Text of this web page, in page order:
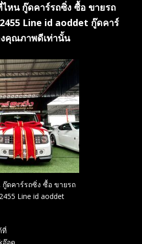
หน กู๊ดคาร์รถซิ่ง ซื้อ ขายรถ
Line id aoddet กู๊ดคาร์
คุณภาพดีเท่านั้น
กู๊ดคาร์รถซิ่ง ซื้อ ขายรถ
Line id aoddet
ที่